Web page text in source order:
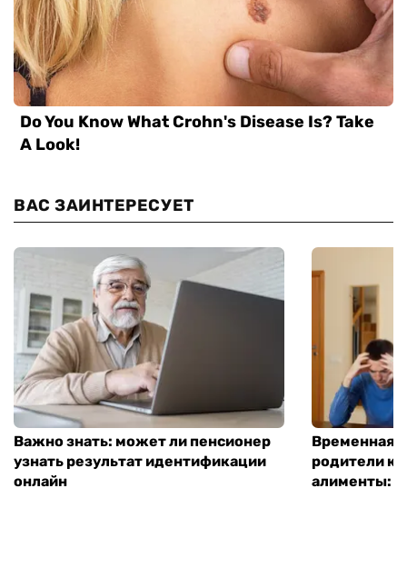
ВАС ЗАИНТЕРЕСУЕТ
Важно знать: может ли пенсионер
узнать результат идентификации
онлайн
Временная
родители
алименты: